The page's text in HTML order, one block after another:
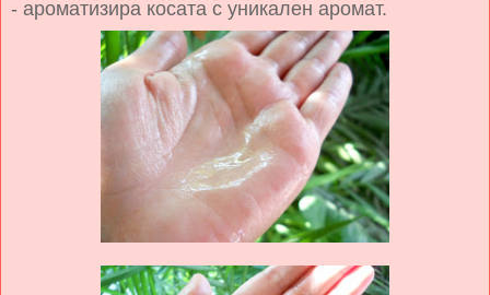
- ароматизира косата с уникален аромат.